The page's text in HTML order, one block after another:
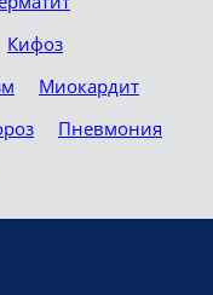
Кифоз
Миокардит
Пневмония